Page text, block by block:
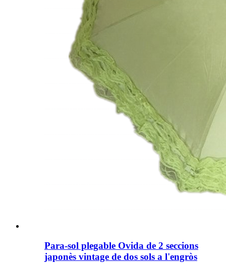
Para-sol plegable Ovida de 2 seccions
japonès vintage de dos sols a l'engròs